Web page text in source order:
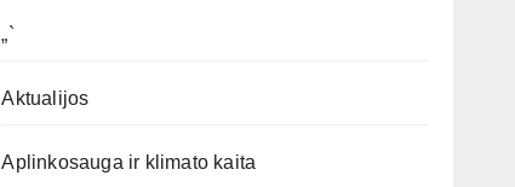
„`
Aktualijos
Aplinkosauga ir klimato kaita